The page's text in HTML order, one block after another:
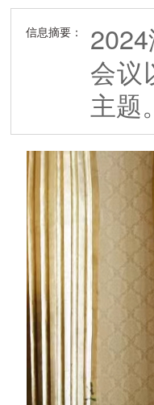
信息摘要：
会议
主题